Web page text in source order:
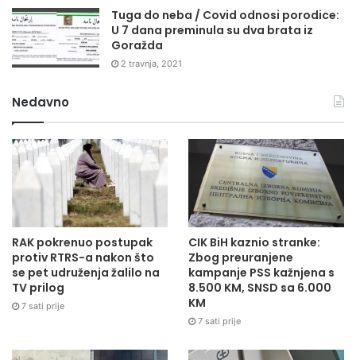
Tuga do neba / Covid odnosi porodice:
U 7 dana preminula su dva brata iz
Goražda
2 travnja, 2021
Nedavno
RAK pokrenuo postupak
protiv RTRS-a nakon što
se pet udruženja žalilo na
TV prilog
7 sati prije
CIK BiH kaznio stranke:
Zbog preuranjene
kampanje PSS kažnjena s
8.500 KM, SNSD sa 6.000
KM
7 sati prije